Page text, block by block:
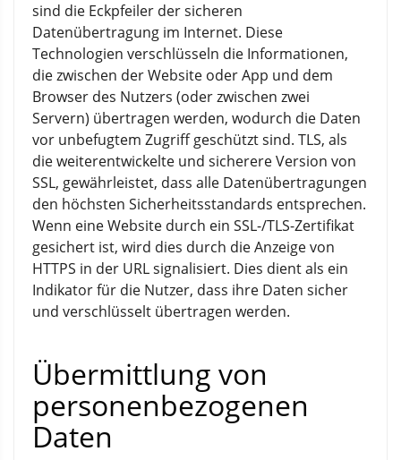
sind die Eckpfeiler der sicheren
Datenübertragung im Internet. Diese
Technologien verschlüsseln die Informationen,
die zwischen der Website oder App und dem
Browser des Nutzers (oder zwischen zwei
Servern) übertragen werden, wodurch die Daten
vor unbefugtem Zugriff geschützt sind. TLS, als
die weiterentwickelte und sicherere Version von
SSL, gewährleistet, dass alle Datenübertragungen
den höchsten Sicherheitsstandards entsprechen.
Wenn eine Website durch ein SSL-/TLS-Zertifikat
gesichert ist, wird dies durch die Anzeige von
HTTPS in der URL signalisiert. Dies dient als ein
Indikator für die Nutzer, dass ihre Daten sicher
und verschlüsselt übertragen werden.
Übermittlung von
personenbezogenen
Daten